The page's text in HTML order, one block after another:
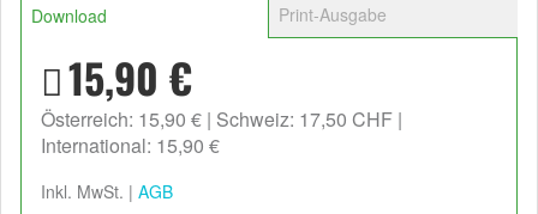
Download Print-Ausgabe
15,90 €
Österreich: 15,90 € Schweiz: 17,50 CHF
International: 15,90 €
Inkl. MwSt. | AGB